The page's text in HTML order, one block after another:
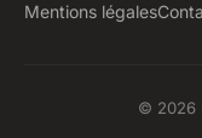
Mentions légales
© 2026